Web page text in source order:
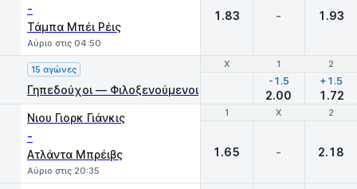
-
Τάμπα Μπέι Ρέις
Αύριο στις 04:50
1.83 - 1.93
Χ 1 2
15 αγώνες
Γηπεδούχοι — Φιλοξενούμενοι
Χ 1 2
-1.5
2.00
+1.5
1.72
1 X 2
Νιου Γιορκ Γιάνκις
-
Ατλάντα Μπρέιβς
Αύριο στις 20:35
1 X 2
1.65 - 2.18